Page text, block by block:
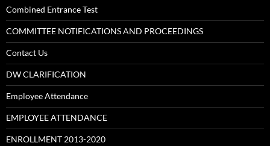
Combined Entrance Test
COMMITTEE NOTIFICATIONS AND PROCEEDINGS
Contact Us
DW CLARIFICATION
Employee Attendance
EMPLOYEE ATTENDANCE
ENROLLMENT 2013-2020